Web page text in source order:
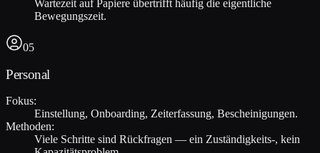
Wartezeit auf Papiere übertrifft häufig die eigentliche
Bewegungszeit.
05
Personal
Fokus:
Einstellung, Onboarding, Zeiterfassung, Bescheinigungen.
Methoden:
Viele Schritte sind Rückfragen — ein Zuständigkeits-, kein